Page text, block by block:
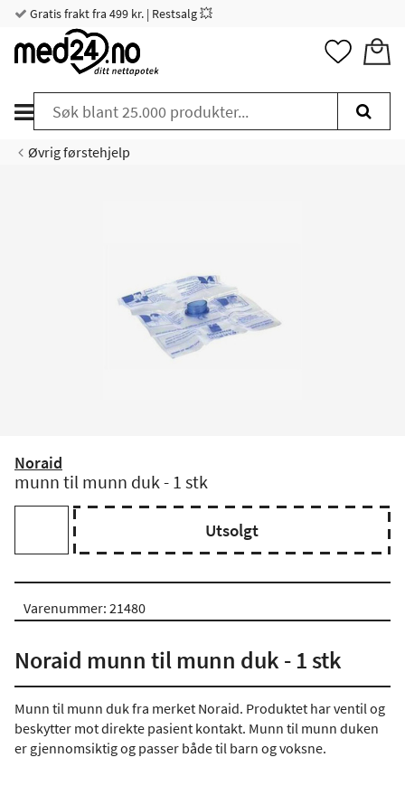
Gratis frakt fra 499 kr. | Restsalg 💥
Øvrig førstehjelp
Noraid
munn til munn duk - 1 stk
Utsolgt
Varenummer: 21480
Noraid munn til munn duk - 1 stk
Munn til munn duk fra merket Noraid. Produktet har ventil og
beskytter mot direkte pasient kontakt. Munn til munn duken
er gjennomsiktig og passer både til barn og voksne.